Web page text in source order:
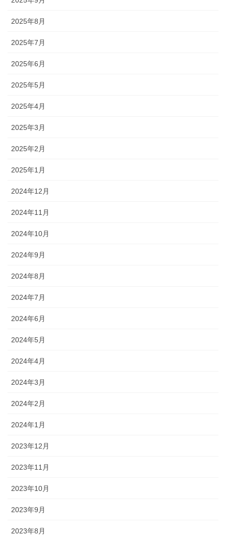
2025年8月
2025年7月
2025年6月
2025年5月
2025年4月
2025年3月
2025年2月
2025年1月
2024年12月
2024年11月
2024年10月
2024年9月
2024年8月
2024年7月
2024年6月
2024年5月
2024年4月
2024年3月
2024年2月
2024年1月
2023年12月
2023年11月
2023年10月
2023年9月
2023年8月